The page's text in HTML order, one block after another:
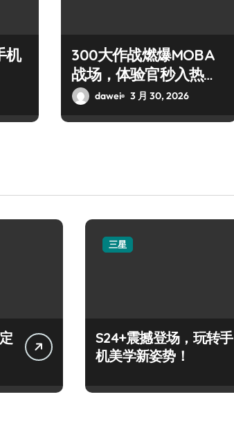
机
300大作战燃爆MOBA
战场，体验官秒入热血
对决！
dawei 3 月 30, 2026
三星
S24+震撼登场，玩转手
机美学新姿势！